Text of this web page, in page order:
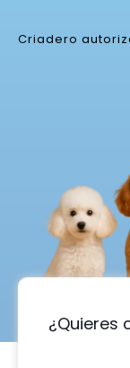
Criadero
¿Quieres